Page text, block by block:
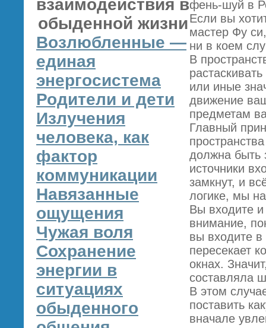
взаимодействия в
обыденной жизни
Возлюбленные —
единая
энергосистема
Родители и дети
Излучения
человека, как
фактор
коммуникации
Навязанные
ощущения
Чужая воля
Сохранение
энергии в
ситуациях
обыденного
фень-шуй в
Если вы
мастер Фу
ни в коем
В
или иные
движение
предметам
Главный
должна быть
источники
замкнут, и
логике, мы
Вы входите
внимание,
вы входите
пересекает
окнах.
составляла
В этом
поставить
вначале